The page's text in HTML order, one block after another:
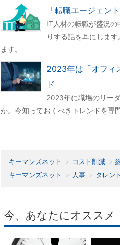
「転職エージェン
IT人材の転職が盛況
りする話を耳にしま
ます。
2023年は「オフィ
ド
2023年に職場のリー
か。今知っておくべきトレンドを専
キーマンズネット コスト削減
キーマンズネット
人事 タレン